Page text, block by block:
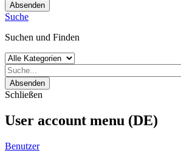
Absenden
Suche
Suchen und Finden
Absenden
Schließen
User account menu (DE)
Benutzer